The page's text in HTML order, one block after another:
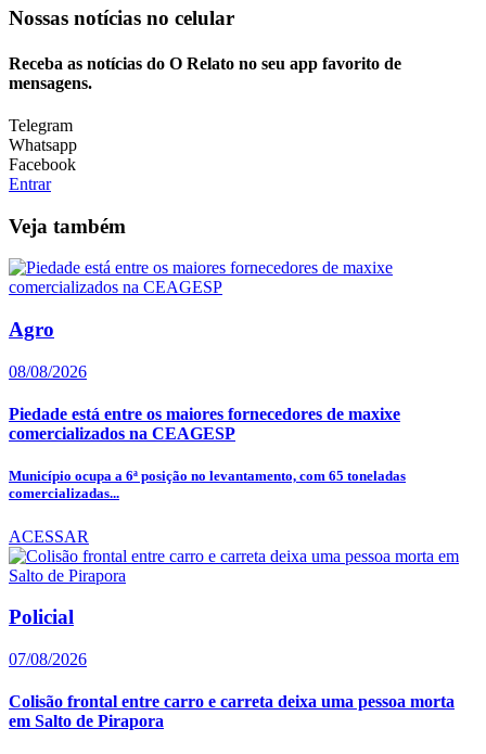
Nossas notícias no celular
Receba as notícias do O Relato no seu app favorito de
mensagens.
Telegram
Whatsapp
Facebook
Entrar
Veja também
Agro
08/08/2026
Piedade está entre os maiores fornecedores de maxixe
comercializados na CEAGESP
Município ocupa a 6ª posição no levantamento, com 65 toneladas
comercializadas...
ACESSAR
Policial
07/08/2026
Colisão frontal entre carro e carreta deixa uma pessoa morta
em Salto de Pirapora